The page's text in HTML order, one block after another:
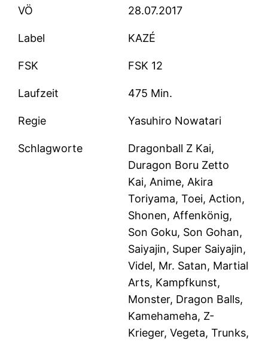
VÖ 28.07.2017
Label KAZÉ
FSK FSK 12
Laufzeit 475 Min.
Regie Yasuhiro Nowatari
Schlagworte
Dragonball Z Kai,
Duragon Boru Zetto
Kai, Anime, Akira
Toriyama, Toei, Action,
Shonen, Affenkönig,
Son Goku, Son Gohan,
Saiyajin, Super Saiyajin,
Videl, Mr. Satan, Martial
Arts, Kampfkunst,
Monster, Dragon Balls,
Kamehameha, Z-
Krieger, Vegeta, Trunks,